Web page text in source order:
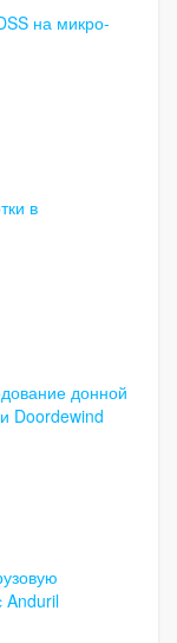
на микро-
в
донной
Doordewind
Anduril